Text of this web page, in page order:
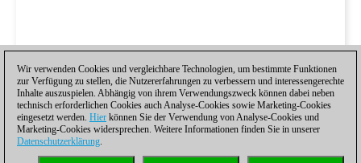
Wir verwenden Cookies und vergleichbare Technologien, um bestimmte Funktionen
zur Verfügung zu stellen, die Nutzererfahrungen zu verbessern und interessengerechte
Inhalte auszuspielen. Abhängig von ihrem Verwendungszweck können dabei neben
technisch erforderlichen Cookies auch Analyse-Cookies sowie Marketing-Cookies
eingesetzt werden. Hier können Sie der Verwendung von Analyse-Cookies und
Marketing-Cookies widersprechen. Weitere Informationen finden Sie in unserer
Datenschutzerklärung.